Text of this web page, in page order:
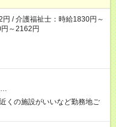
/ 介護福祉士：時給1830円～
～2162円
…
の施設がいいなど勤務地ご